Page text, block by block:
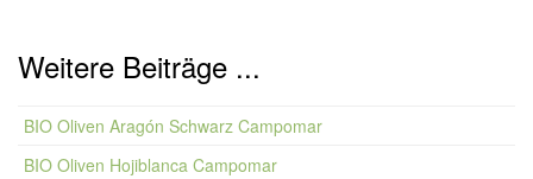
Weitere Beiträge ...
BIO Oliven Aragón Schwarz Campomar
BIO Oliven Hojiblanca Campomar